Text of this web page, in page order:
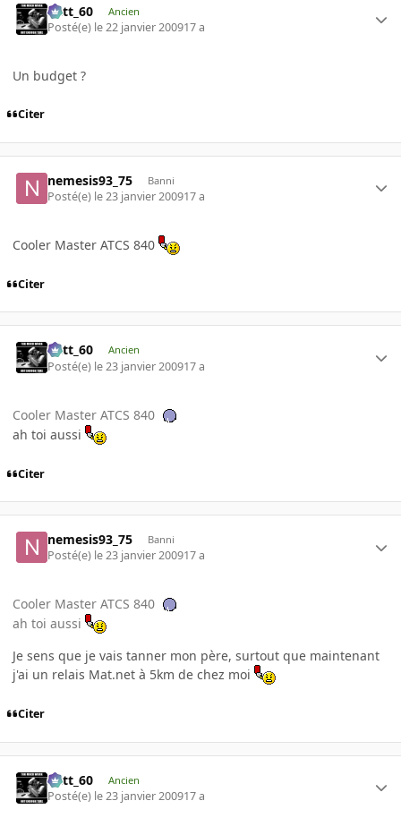
Batt_60 Ancien
Posté(e) le 22 janvier 200917 a
Un budget ?
Citer
nemesis93_75 Banni
Posté(e) le 23 janvier 200917 a
Cooler Master ATCS 840
Citer
Batt_60 Ancien
Posté(e) le 23 janvier 200917 a
Cooler Master ATCS 840
ah toi aussi
Citer
nemesis93_75 Banni
Posté(e) le 23 janvier 200917 a
Cooler Master ATCS 840
ah toi aussi
Je sens que je vais tanner mon père, surtout que maintenant
j'ai un relais Mat.net à 5km de chez moi
Citer
Batt_60 Ancien
Posté(e) le 23 janvier 200917 a